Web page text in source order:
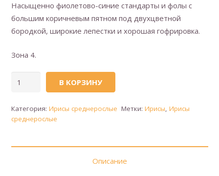
Насыщенно фиолетово-синие стандарты и фолы с
большим коричневым пятном под двухцветной
бородкой, широкие лепестки и хорошая гофрировка.
Зона 4.
Количество
CANADA
В КОРЗИНУ
Категория: Ирисы среднерослые Метки: Ирисы Ирисы
среднерослые
Описание